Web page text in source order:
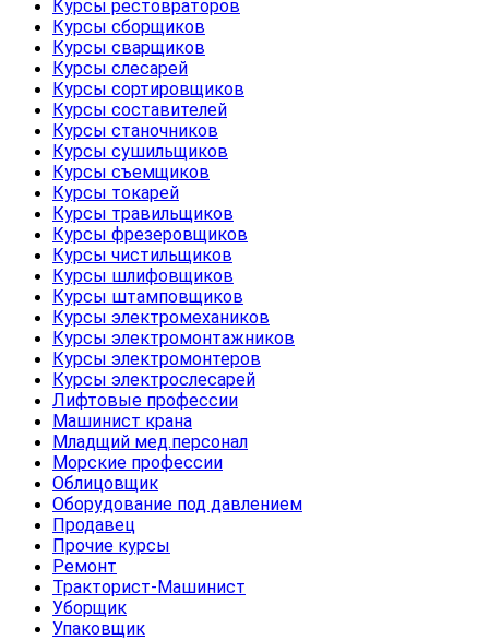
Курсы рестовраторов
Курсы сборщиков
Курсы сварщиков
Курсы слесарей
Курсы сортировщиков
Курсы составителей
Курсы станочников
Курсы сушильщиков
Курсы съемщиков
Курсы токарей
Курсы травильщиков
Курсы фрезеровщиков
Курсы чистильщиков
Курсы шлифовщиков
Курсы штамповщиков
Курсы электромехаников
Курсы электромонтажников
Курсы электромонтеров
Курсы электрослесарей
Лифтовые профессии
Машинист крана
Младщий мед.персонал
Морские профессии
Облицовщик
Оборудование под давлением
Продавец
Прочие курсы
Ремонт
Тракторист-Машинист
Уборщик
Упаковщик